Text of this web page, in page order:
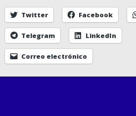
Twitter Facebook
Telegram LinkedIn
Correo electrónico